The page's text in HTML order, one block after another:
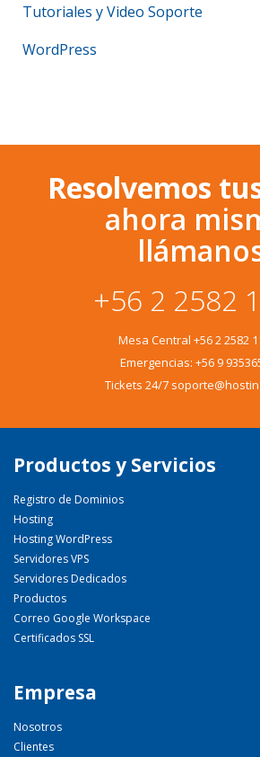
Tutoriales y Video Soporte
WordPress
Resolvemos
ahora
+56 2 2582
Mesa Central +56 2 2582
Emergencias: +56 9
Tickets 24/7
Productos y Servicios
Registro de Dominios
Hosting
Hosting WordPress
Servidores VPS
Servidores Dedicados
Productos
Correo Google Workspace
Certificados SSL
Empresa
Nosotros
Clientes